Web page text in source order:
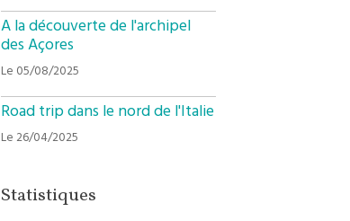
A la découverte de l'archipel
des Açores
Le 05/08/2025
Road trip dans le nord de l'Italie
Le 26/04/2025
Statistiques